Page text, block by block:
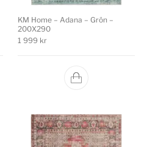
KM Home – Adana – Grön –
200X290
1 999 kr